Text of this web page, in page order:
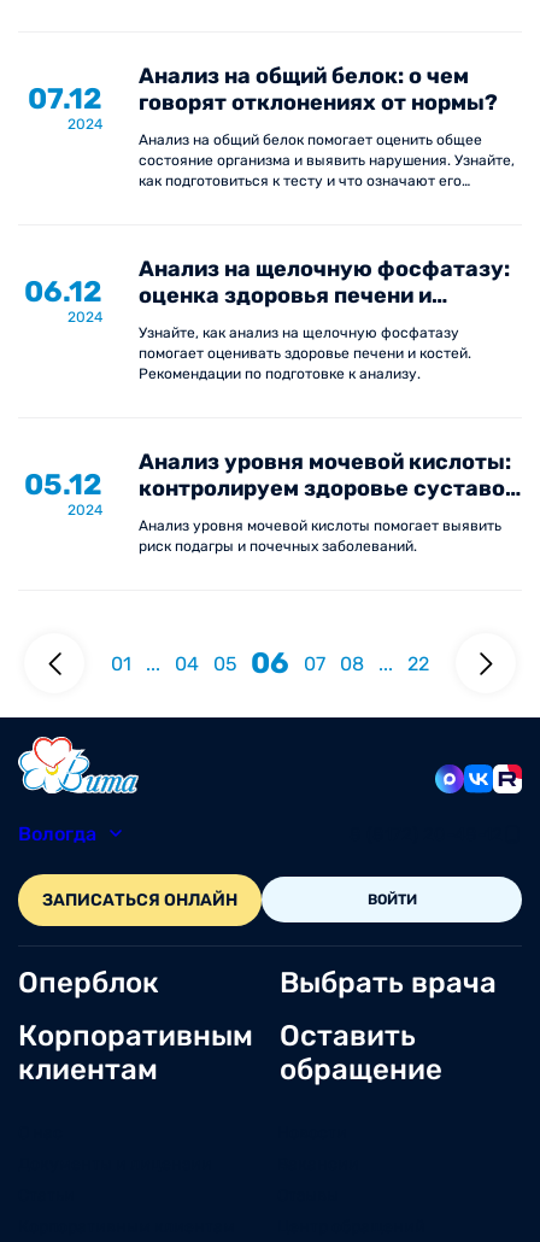
07.12
2024
Анализ на общий белок: о чем
говорят отклонениях от нормы?
Анализ на общий белок помогает оценить общее
состояние организма и выявить нарушения. Узнайте,
как подготовиться к тесту и что означают его
06.12
2024
Анализ на щелочную фосфатазу:
оценка здоровья печени и
костной системы
Узнайте, как анализ на щелочную фосфатазу
помогает оценивать здоровье печени и костей.
Рекомендации по подготовке к анализу.
05.12
2024
Анализ уровня мочевой кислоты:
контролируем здоровье суставов
и почек
Анализ уровня мочевой кислоты помогает выявить
риск подагры и почечных заболеваний.
01 ... 04 05 06 07 08 ... 22
Вологда
ЗАПИСАТЬСЯ ОНЛАЙН ВОЙТИ
Оперблок
Корпоративным
клиентам
Выбрать врача
Оставить
обращение